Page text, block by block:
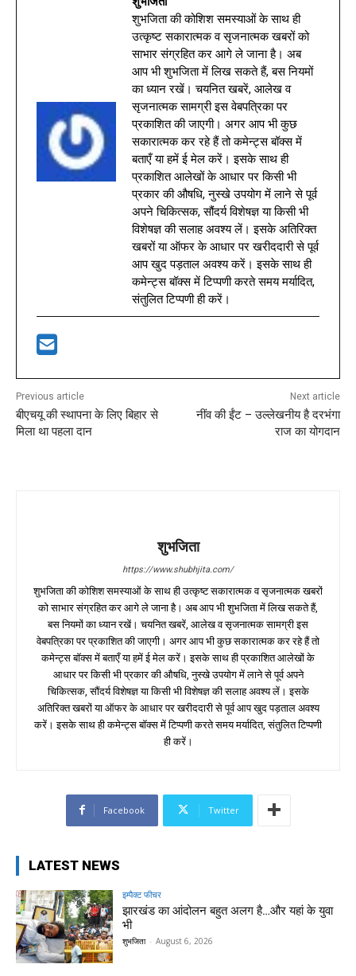
शुभजिता की कोशिश समस्याओं के साथ ही
उत्कृष्ट सकारात्मक व सृजनात्मक खबरों को
साभार संग्रहित कर आगे ले जाना है। अब
आप भी शुभजिता में लिख सकते हैं, बस नियमों
का ध्यान रखें। चयनित खबरें, आलेख व
सृजनात्मक सामग्री इस वेबपत्रिका पर
प्रकाशित की जाएगी। अगर आप भी कुछ
सकारात्मक कर रहे हैं तो कमेन्ट्स बॉक्स में
बताएँ या हमें ई मेल करें। इसके साथ ही
प्रकाशित आलेखों के आधार पर किसी भी
प्रकार की औषधि, नुस्खे उपयोग में लाने से पूर्व
अपने चिकित्सक, सौंदर्य विशेषज्ञ या किसी भी
विशेषज्ञ की सलाह अवश्य लें। इसके अतिरिक्त
खबरों या ऑफर के आधार पर खरीददारी से पूर्व
आप खुद पड़ताल अवश्य करें। इसके साथ ही
कमेन्ट्स बॉक्स में टिप्पणी करते समय मर्यादित,
संतुलित टिप्पणी ही करें।
Previous article
बीएचयू की स्थापना के लिए बिहार से
मिला था पहला दान
Next article
नींव की ईंट – उल्लेखनीय है दरभंगा
राज का योगदान
शुभजिता
https://www.shubhjita.com/
शुभजिता की कोशिश समस्याओं के साथ ही उत्कृष्ट सकारात्मक व सृजनात्मक खबरों
को साभार संग्रहित कर आगे ले जाना है। अब आप भी शुभजिता में लिख सकते हैं,
बस नियमों का ध्यान रखें। चयनित खबरें, आलेख व सृजनात्मक सामग्री इस
वेबपत्रिका पर प्रकाशित की जाएगी। अगर आप भी कुछ सकारात्मक कर रहे हैं तो
कमेन्ट्स बॉक्स में बताएँ या हमें ई मेल करें। इसके साथ ही प्रकाशित आलेखों के
आधार पर किसी भी प्रकार की औषधि, नुस्खे उपयोग में लाने से पूर्व अपने
चिकित्सक, सौंदर्य विशेषज्ञ या किसी भी विशेषज्ञ की सलाह अवश्य लें। इसके
अतिरिक्त खबरों या ऑफर के आधार पर खरीददारी से पूर्व आप खुद पड़ताल अवश्य
करें। इसके साथ ही कमेन्ट्स बॉक्स में टिप्पणी करते समय मर्यादित, संतुलित टिप्पणी
ही करें।
Facebook Twitter
LATEST NEWS
इम्पैक्ट फीचर
झारखंड का आंदोलन बहुत अलग है…और यहां के युवा
भी
शुभजिता - August 6, 2026